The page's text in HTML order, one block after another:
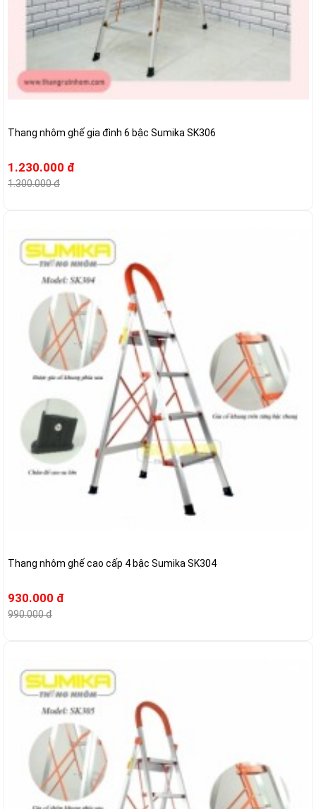
Thang nhôm ghế gia đình 6 bậc Sumika SK306
1.230.000 đ
1.300.000 đ
Thang nhôm ghế cao cấp 4 bậc Sumika SK304
930.000 đ
990.000 đ